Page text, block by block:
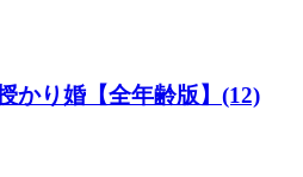
かり婚【全年齢版】(12)